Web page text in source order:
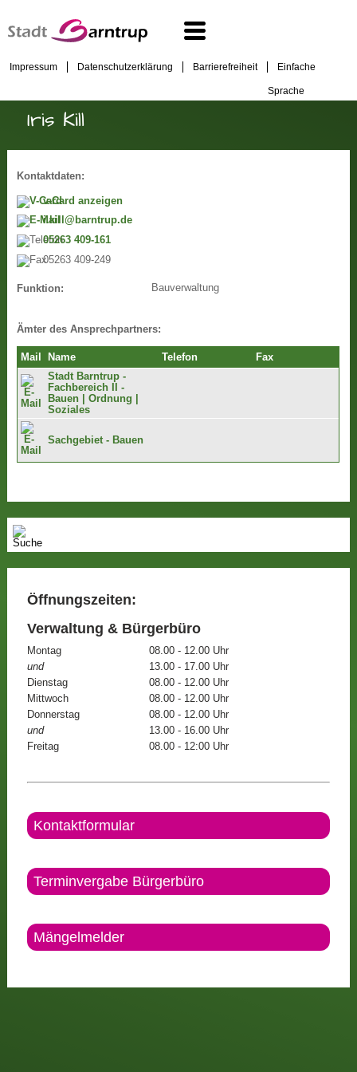
Impressum Datenschutzerklärung Barrierefreiheit Einfache
Sprache
Iris Kill
Kontaktdaten:
v-Card anzeigen
i.kill@barntrup.de
05263 409-161
05263 409-249
Funktion: Bauverwaltung
Ämter des Ansprechpartners:
Mail Name Telefon
Fax
Stadt Barntrup -
Fachbereich II -
Bauen | Ordnung |
Soziales
Sachgebiet - Bauen
Öffnungszeiten:
Verwaltung & Bürgerbüro
Montag
08.00 - 12.00 Uhr
und
13.00 - 17.00 Uhr
Dienstag
08.00 - 12.00 Uhr
Mittwoch
08.00 - 12.00 Uhr
Donnerstag
08.00 - 12.00 Uhr
und
13.00 - 16.00 Uhr
Freitag
08.00 - 12:00 Uhr
Kontaktformular
Terminvergabe Bürgerbüro
Mängelmelder